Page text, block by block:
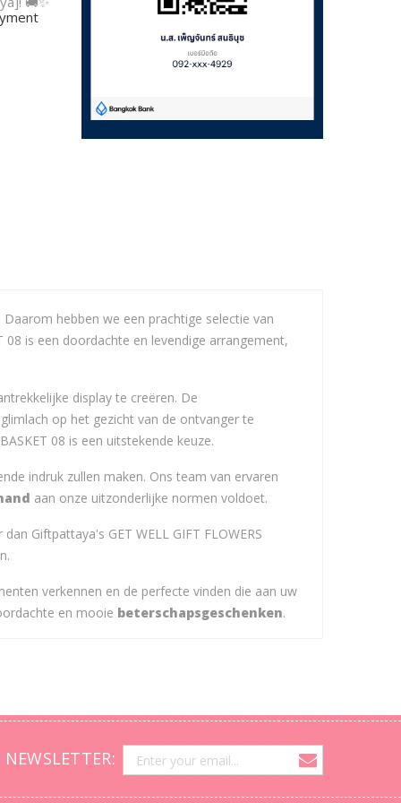
hebben we een prachtige selectie van
08 is een doordachte en levendige arrangement,
display te creëren. De
op het gezicht van de ontvanger te
08 is een uitstekende keuze.
indruk zullen maken. Ons team van ervaren
aan onze uitzonderlijke normen voldoet.
Giftpattaya's GET WELL GIFT FLOWERS
verkennen en de perfecte vinden die aan uw
en mooie beterschapsgeschenken.